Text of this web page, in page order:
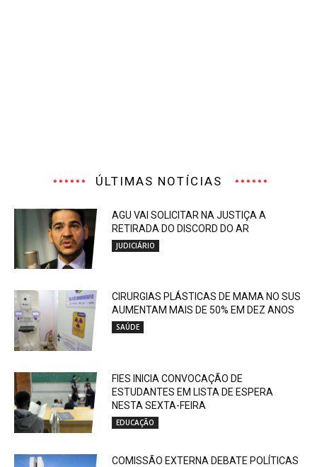
ÚLTIMAS NOTÍCIAS
AGU VAI SOLICITAR NA JUSTIÇA A
RETIRADA DO DISCORD DO AR
JUDICIÁRIO
CIRURGIAS PLÁSTICAS DE MAMA NO SUS
AUMENTAM MAIS DE 50% EM DEZ ANOS
SAÚDE
FIES INICIA CONVOCAÇÃO DE
ESTUDANTES EM LISTA DE ESPERA
NESTA SEXTA-FEIRA
EDUCAÇÃO
COMISSÃO EXTERNA DEBATE POLÍTICAS